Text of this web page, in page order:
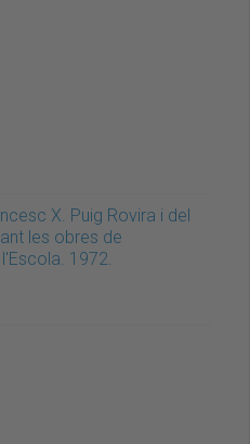
X. Puig Rovira i del
les obres de
1972.